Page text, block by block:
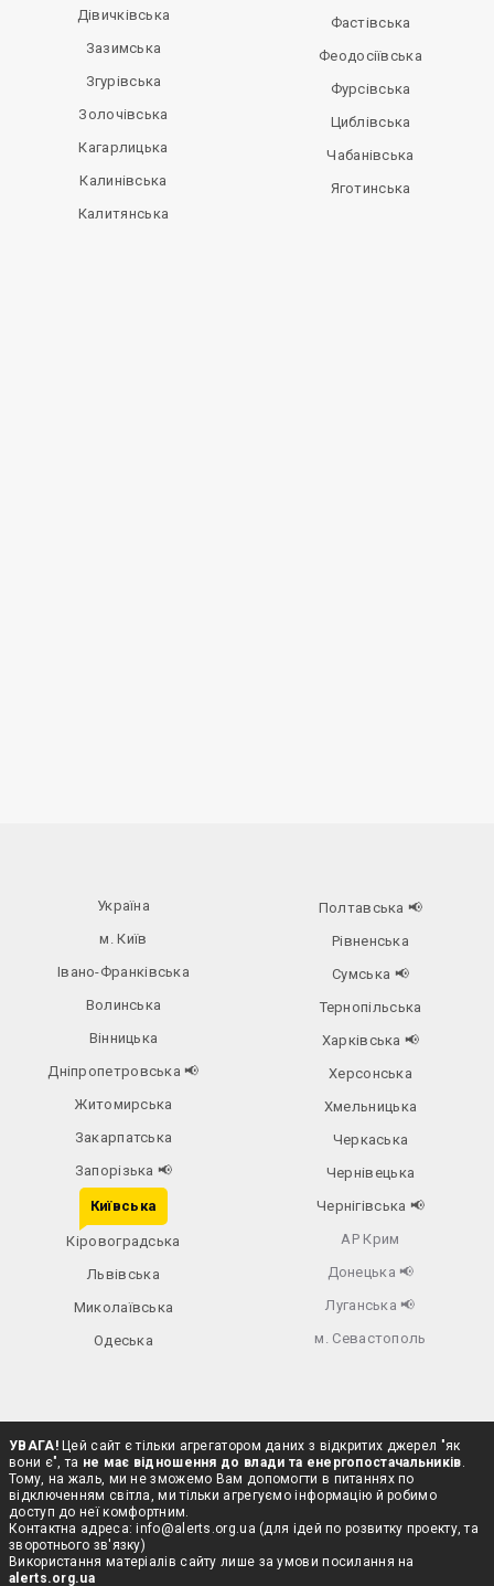
Дівичківська
Зазимська
Згурівська
Золочівська
Кагарлицька
Калинівська
Калитянська
Фастівська
Феодосіївська
Фурсівська
Циблівська
Чабанівська
Яготинська
Україна
м. Київ
Івано-Франківська
Волинська
Вінницька
Дніпропетровська📢
Житомирська
Закарпатська
Запорізька 📢
Київська
Кіровоградська
Львівська
Миколаївська
Одеська
Полтавська 📢
Рівненська
Сумська 📢
Тернопільська
Харківська 📢
Херсонська
Хмельницька
Черкаська
Чернівецька
Чернігівська 📢
АР Крим
Донецька 📢
Луганська 📢
м. Севастополь
УВАГА!Цей сайт є тільки агрегатором даних з відкритих джерел "як
вони є", та не має відношення до влади та енергопостачальників.
Тому, на жаль, ми не зможемо Вам допомогти в питаннях по
відключенням світла, ми тільки агрегуємо інформацію й робимо
доступ до неї комфортним.
Контактна адреса:info@alerts.org.ua (для ідей по розвитку проекту, та
зворотнього зв'язку)
Використання матеріалів сайту лише за умови посилання на
alerts.org.ua